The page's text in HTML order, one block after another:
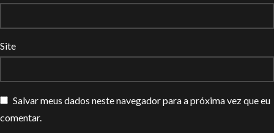
Site
Salvar meus dados neste navegador para a próxima vez que eu
comentar.